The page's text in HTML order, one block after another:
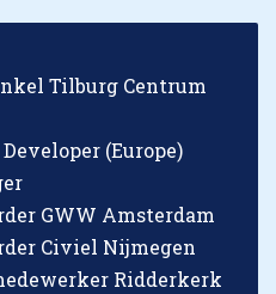
Tilburg Centrum
(Europe)
GWW Amsterdam
Civiel Nijmegen
Ridderkerk